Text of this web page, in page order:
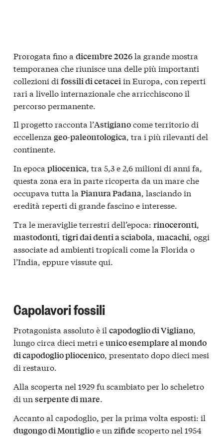
Prorogata fino a dicembre 2026la grande mostra
temporanea che riunisce una delle più importanti
collezioni di fossili di cetaceiin Europa, con reperti
rari a livello internazionale che arricchiscono il
percorso permanente.
Il progetto racconta l’Astigianocome territorio di
eccellenza geo-paleontologica, tra i più rilevanti del
continente.
In epoca pliocenica, tra 5,3 e 2,6 milioni di anni fa,
questa zona era in parte ricoperta da un mare che
occupava tutta la Pianura Padana, lasciando in
eredità reperti di grande fascino e interesse.
Tra le meraviglie terrestri dell’epoca: rinoceronti,
mastodonti, tigri dai denti a sciabola, macachi, oggi
associate ad ambienti tropicali come la Florida o
l’India, eppure vissute qui.
Capolavori fossili
Protagonista assoluto è il capodoglio di Vigliano,
lungo circa dieci metri eunico esemplare al mondo
di capodoglio pliocenico, presentato dopo dieci mesi
di restauro.
Alla scoperta nel 1929 fu scambiato per lo scheletro
di un serpente di mare.
Accanto al capodoglio, per la prima volta esposti: il
dugongo di Montiglioe un zifide scoperto nel 1954